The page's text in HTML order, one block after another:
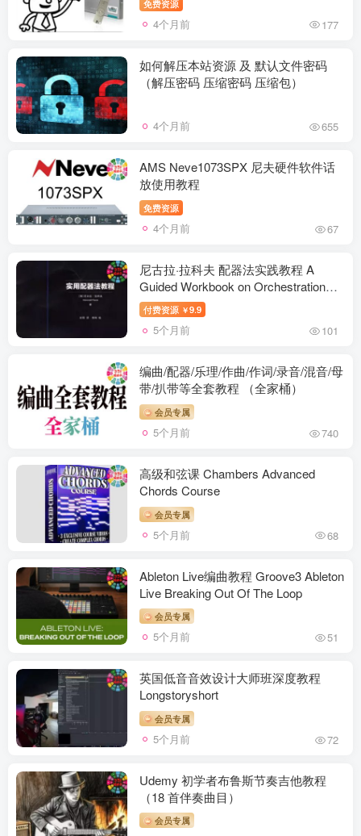
免费资源
4个月前 177
如何解压本站资源 及 默认文件密码
（解压密码 压缩密码 压缩包）
4个月前 655
AMS Neve1073SPX 尼夫硬件软件话
放使用教程
免费资源
4个月前 67
尼古拉·拉科夫 配器法实践教程 A
Guided Workbook on Orchestration
(PDF)
付费资源 ￥9.9
5个月前 101
编曲/配器/乐理/作曲/作词/录音/混音/母
带/扒带等全套教程 （全家桶）
会员专属
5个月前 740
高级和弦课 Chambers Advanced
Chords Course
会员专属
5个月前 68
Ableton Live编曲教程 Groove3 Ableton
Live Breaking Out Of The Loop
会员专属
5个月前 51
英国低音音效设计大师班深度教程
Longstoryshort
会员专属
5个月前 72
Udemy 初学者布鲁斯节奏吉他教程
（18 首伴奏曲目）
会员专属